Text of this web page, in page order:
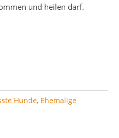
und heilen darf.
Hunde, Ehemalige